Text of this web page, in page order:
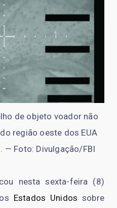
de objeto voador não
região oeste dos EUA
— Foto: Divulgação/FBI
nesta sexta-feira (8)
Estados Unidos sobre